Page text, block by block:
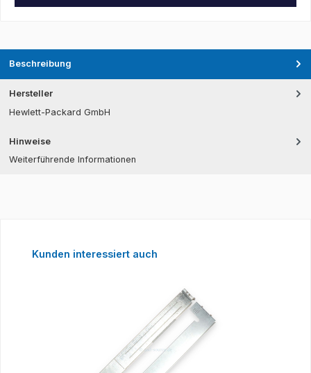
Beschreibung
Hersteller
Hewlett-Packard GmbH
Hinweise
Weiterführende Informationen
Produktgalerie überspringen
Kunden interessiert auch